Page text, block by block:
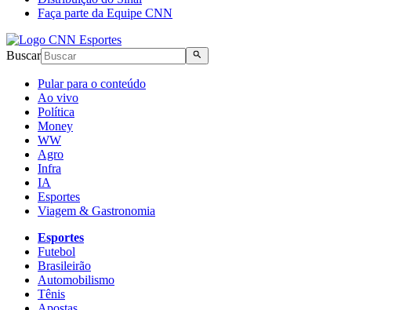
Faça parte da Equipe CNN
Buscar
Pular para o conteúdo
Ao vivo
Política
Money
WW
Agro
Infra
IA
Esportes
Viagem & Gastronomia
Esportes
Futebol
Brasileirão
Automobilismo
Tênis